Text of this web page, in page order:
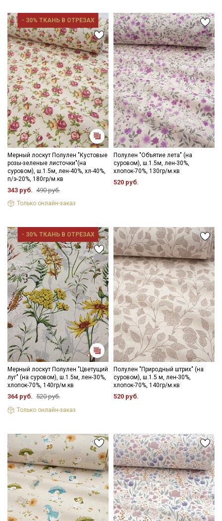
- 30% ТКАНЬ В ОТРЕЗАХ
Мерный лоскут Полулен "Кустовые
розы-зеленые листочки"(на
суровом), ш.1.5м, лен-40%, хл-40%,
п/э-20%, 180гр/м.кв
343 руб. 490 руб.
Только онлайн-заказ
Полулен "Объятие лета" (на
суровом), ш.1.5м, лен-30%,
хлопок-70%, 130гр/м.кв
520 руб.
- 30% ТКАНЬ В ОТРЕЗАХ
Мерный лоскут Полулен "Цветущий
луг" (на суровом), ш.1.5м, лен-30%,
хлопок-70%, 140гр/м.кв
364 руб. 520 руб.
Только онлайн-заказ
Полулен "Природный штрих" (на
суровом), ш.1.5 м, лен-30%,
хлопок-70%, 140гр/м.кв
520 руб.
Ознакомлен(а) сПолитикой обработки персональных
данныхи даюСогласие на обработку персональных
данных
ДаюСогласие на получение рекламных и
информационных рассылок